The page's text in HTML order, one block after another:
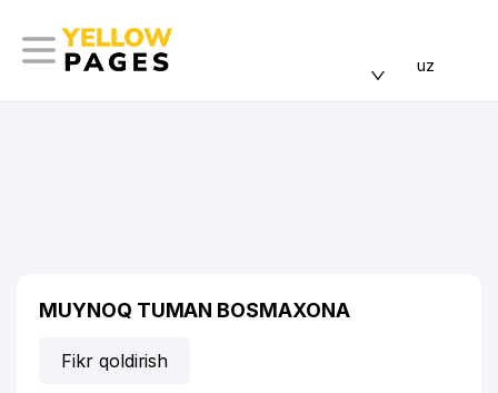
uz
MUYNOQ TUMAN BOSMAXONA
Fikr qoldirish